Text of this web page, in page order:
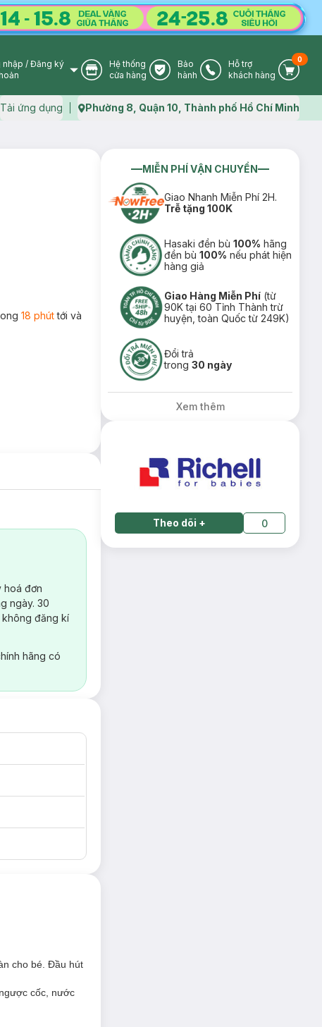
User Icon
nhập / Đăng ký
Store Icon
Hệ thống
cửa hàng
Warranty Icon
Bảo
hành
Phone Icon
Hỗ trợ
khách hàng
Cart
0
Tải ứng dụng Map icon
Phường 8, Quận 10, Thành phố Hồ Chí Minh
18 phúttới và
hoá đơn
ngày. 30
không đăng kí
hãng có
cho bé. Đầu hút
cốc, nước
MIỄN PHÍ VẬN CHUYỂN
Giao Nhanh Miễn Phí 2H.
Trễ tặng 100K
Hasaki đền bù100% hãng
đền bù100% nếu phát hiện
hàng giả
Giao Hàng Miễn Phí (từ
90K tại 60 Tỉnh Thành trừ
huyện, toàn Quốc từ 249K)
Đổi trả
trong30 ngày
Xem thêm
Theo dõi + 0